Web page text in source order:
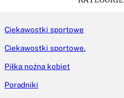
Ciekawostki sportowe
Ciekawostki sportowe.
Piłka nożna kobiet
Poradniki